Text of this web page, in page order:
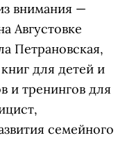
внимания —
Августовке
Петрановская,
для детей и
и тренингов для
семейного